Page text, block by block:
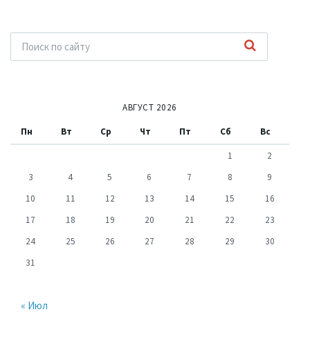
АВГУСТ 2026
Пн Вт Ср Чт Пт Сб Вс
1
2
3
4 5 6 7 8
9
10
11 12 13 14 15
16
17
18 19 20 21 22
23
24
25 26 27 28 29
30
31
« Июл